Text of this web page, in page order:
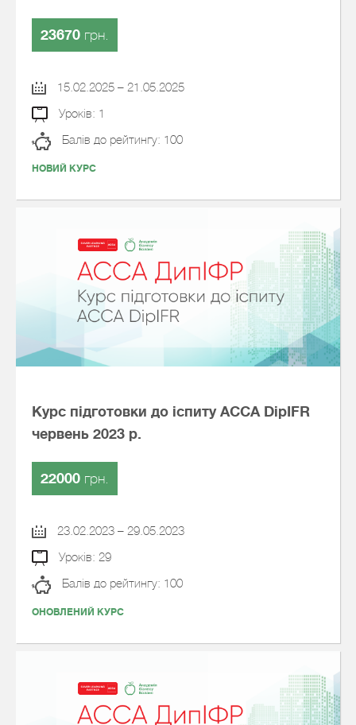
23670 грн.
15.02.2025 – 21.05.2025
Уроків: 1
Балів до рейтингу: 100
НОВИЙ КУРС
Курс підготовки до іспиту АССА DipIFR
червень 2023 р.
22000 грн.
23.02.2023 – 29.05.2023
Уроків: 29
Балів до рейтингу: 100
ОНОВЛЕНИЙ КУРС